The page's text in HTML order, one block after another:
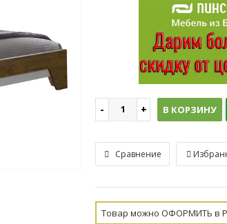
В КОРЗИНУ
Сравнение
Товар можно ОФОРМИТЬ в